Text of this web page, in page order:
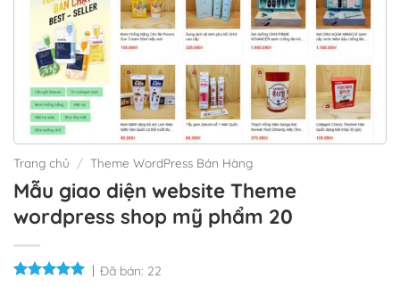
Trang chủ / Theme WordPress Bán Hàng
Mẫu giao diện website Theme
wordpress shop mỹ phẩm 20
Đã bán: 22